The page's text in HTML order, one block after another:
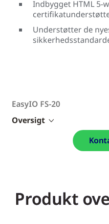
Indbygget HTML 5-
Understøtter de
EasyIO FS-20
Oversigt
Produkt